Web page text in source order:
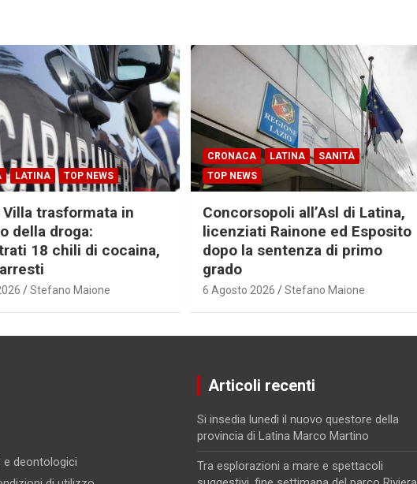
LATINA TOP NEWS
trasformata in
della droga:
18 chili di cocaina,
Stefano Maione
CRONACA LATINA
SANITÀ
TOP NEWS
Concorsopoli all’Asl di Latina,
licenziati Rainone ed Esposito
dopo la sentenza di primo
grado
6 Agosto 2026 Stefano Maione
e deontologici
Articoli recenti
Si insedia lunedì il nuovo questore della
provincia di Latina Marco Martino
Tra esplorazioni a mare e spettacoli